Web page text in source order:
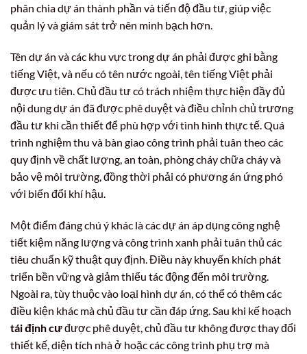
phân chia dự án thành phần và tiến độ đầu tư, giúp việc
quản lý và giám sát trở nên minh bạch hơn.
Tên dự án và các khu vực trong dự án phải được ghi bằng
tiếng Việt, và nếu có tên nước ngoài, tên tiếng Việt phải
được ưu tiên. Chủ đầu tư có trách nhiệm thực hiện đầy đủ
nội dung dự án đã được phê duyệt và điều chỉnh chủ trương
đầu tư khi cần thiết để phù hợp với tình hình thực tế. Quá
trình nghiệm thu và bàn giao công trình phải tuân theo các
quy định về chất lượng, an toàn, phòng cháy chữa cháy và
bảo vệ môi trường, đồng thời phải có phương án ứng phó
với biến đổi khí hậu.
Một điểm đáng chú ý khác là các dự án áp dụng công nghệ
tiết kiệm năng lượng và công trình xanh phải tuân thủ các
tiêu chuẩn kỹ thuật quy định. Điều này khuyến khích phát
triển bền vững và giảm thiểu tác động đến môi trường.
Ngoài ra, tùy thuộc vào loại hình dự án, có thể có thêm các
điều kiện khác mà chủ đầu tư cần đáp ứng. Sau khi kế hoạch
tái định cưđược phê duyệt, chủ đầu tư không được thay đổi
thiết kế, diện tích nhà ở hoặc các công trình phụ trợ mà